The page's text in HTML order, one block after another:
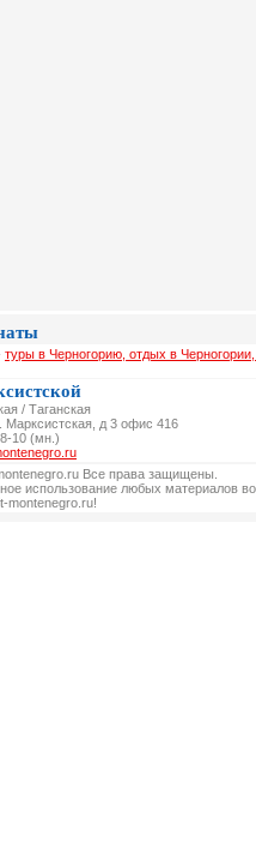
туры в Черногорию, отдых в
/ Таганская
Марксистская, д 3 офис 416
10 (мн.)
Все права защищены.
использование любых материалов
montenegro.ru!